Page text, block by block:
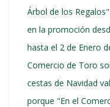
Árbol de los
en la promoción
hasta el 2 de Enero
Comercio de Toro
cestas de Navidad
porque "En el